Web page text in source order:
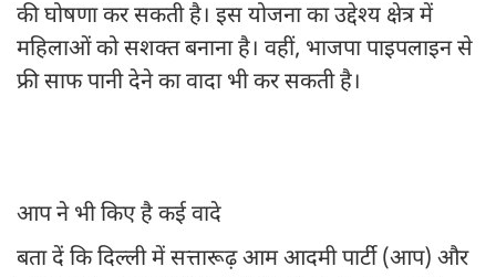
की घोषणा कर सकती है। इस योजना का उद्देश्य क्षेत्र में
महिलाओं को सशक्त बनाना है। वहीं, भाजपा पाइपलाइन से
फ्री साफ पानी देने का वादा भी कर सकती है।
आप ने भी किए है कई वादे
बता दें कि दिल्ली में सत्तारूढ़ आम आदमी पार्टी (आप) और